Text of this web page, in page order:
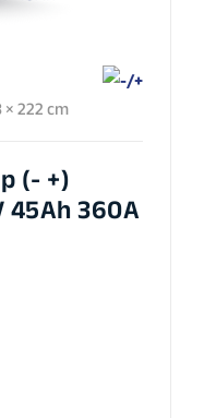
× 222 cm
(- +)
45Ah 360A